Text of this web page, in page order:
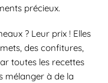
précieux.
? Leur prix ! Elles
des confitures,
toutes les recettes
mélanger à de la